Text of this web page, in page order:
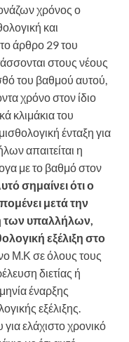
χρόνος ο
και
άρθρο 29 του
στους νέους
του βαθμού αυτού,
χρόνο στον ίδιο
κλιμάκια του
ένταξη για
απαιτείται η
με το βαθμό στον
σημαίνει ότι ο
μετά την
των υπαλλήλων,
εξέλιξη στο
Μ.Κ σε όλους τους
διετίας ή
έναρξης
εξέλιξης.
ελάχιστο χρονικό